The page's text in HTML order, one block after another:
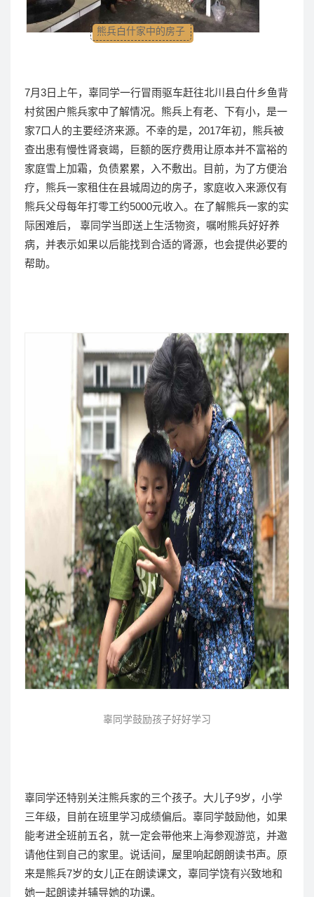
熊兵白什家中的房子
7月3日上午，辜同学一行冒雨驱车赶往北川县白什乡鱼背
村贫困户熊兵家中了解情况。熊兵上有老、下有小，是一
家7口人的主要经济来源。不幸的是，2017年初，熊兵被
查出患有慢性肾衰竭，巨额的医疗费用让原本并不富裕的
家庭雪上加霜，负债累累，入不敷出。目前，为了方便治
疗，熊兵一家租住在县城周边的房子，家庭收入来源仅有
熊兵父母每年打零工约5000元收入。在了解熊兵一家的实
际困难后， 辜同学当即送上生活物资，嘱咐熊兵好好养
病，并表示如果以后能找到合适的肾源，也会提供必要的
帮助。
辜同学鼓励孩子好好学习
辜同学还特别关注熊兵家的三个孩子。大儿子9岁，小学
三年级，目前在班里学习成绩偏后。辜同学鼓励他，如果
能考进全班前五名，就一定会带他来上海参观游览，并邀
请他住到自己的家里。说话间，屋里响起朗朗读书声。原
来是熊兵7岁的女儿正在朗读课文，辜同学饶有兴致地和
她一起朗读并辅导她的功课。